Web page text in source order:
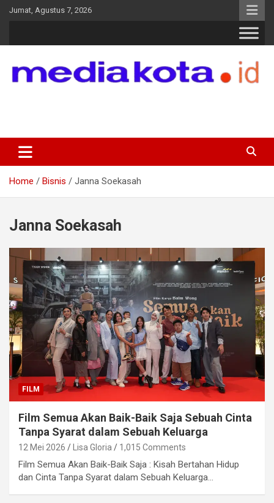
SkipJumat, Agustus 7, 2026
Home Bisnis Janna Soekasah
Janna Soekasah
FILM
Film Semua Akan Baik-Baik Saja Sebuah Cinta
Tanpa Syarat dalam Sebuah Keluarga
12 Mei 2026 Lisa Gloria 1,015 Comments
Film Semua Akan Baik-Baik Saja : Kisah Bertahan Hidup
dan Cinta Tanpa Syarat dalam Sebuah Keluarga…